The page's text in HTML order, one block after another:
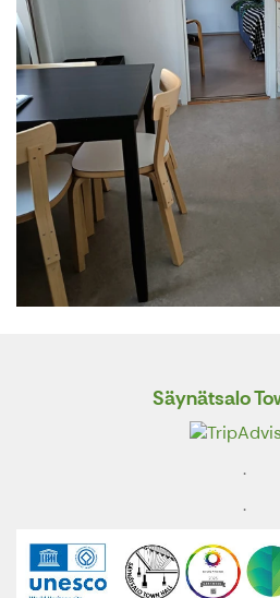
Säynätsalo
.
.